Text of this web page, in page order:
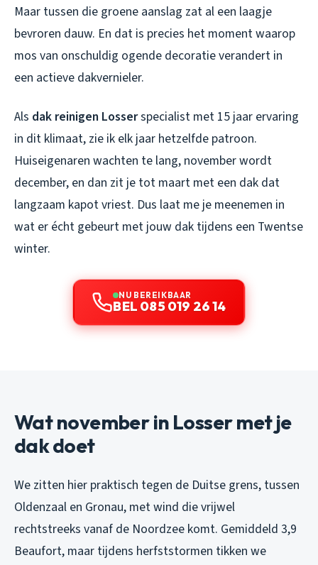
Maar tussen die groene aanslag zat al een laagje
bevroren dauw. En dat is precies het moment waarop
mos van onschuldig ogende decoratie verandert in
een actieve dakvernieler.
Als dak reinigen Losserspecialist met 15 jaar ervaring
in dit klimaat, zie ik elk jaar hetzelfde patroon.
Huiseigenaren wachten te lang, november wordt
december, en dan zit je tot maart met een dak dat
langzaam kapot vriest. Dus laat me je meenemen in
wat er écht gebeurt met jouw dak tijdens een Twentse
winter.
NU BEREIKBAAR
BEL 085 019 26 14
Wat november in Losser met je
dak doet
We zitten hier praktisch tegen de Duitse grens, tussen
Oldenzaal en Gronau, met wind die vrijwel
rechtstreeks vanaf de Noordzee komt. Gemiddeld 3,9
Beaufort, maar tijdens herfststormen tikken we